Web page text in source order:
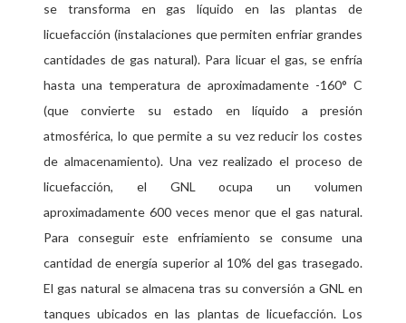
se transforma en gas líquido en las plantas de
licuefacción (instalaciones que permiten enfriar grandes
cantidades de gas natural). Para licuar el gas, se enfría
hasta una temperatura de aproximadamente -160° C
(que convierte su estado en líquido a presión
atmosférica, lo que permite a su vez reducir los costes
de almacenamiento). Una vez realizado el proceso de
licuefacción, el GNL ocupa un volumen
aproximadamente 600 veces menor que el gas natural.
Para conseguir este enfriamiento se consume una
cantidad de energía superior al 10% del gas trasegado.
El gas natural se almacena tras su conversión a GNL en
tanques ubicados en las plantas de licuefacción. Los